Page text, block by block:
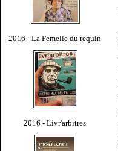
2016 - La Femelle du requin
2016 - Livr'arbitres